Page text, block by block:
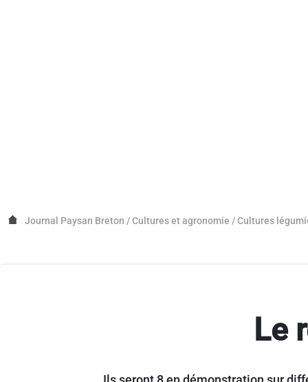
Journal Paysan Breton /Cultures et agronomie /Cultures
Le